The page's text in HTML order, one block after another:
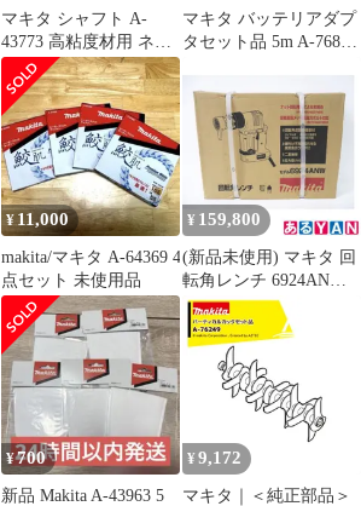
マキタ シャフト A-
43773 高粘度材用 ネジ
込み式 M12 カクハン機
用 makita 正規品 純正品
撹拌機 撹拌 かくはん機
かくはん アクセサリ ア
タッチメント 部品 交換
マキタ バッテリアダプ
タセット品 5m A-76831
¥ 11,000
makita/マキタ A-64369 4
点セット 未使用品
¥ 159,800
(新品未使用) マキタ 回
転角レンチ 6924ANW
0088381607216
¥700
新品 Makita A-43963 5
¥ 9,172
マキタ｜＜純正部品＞